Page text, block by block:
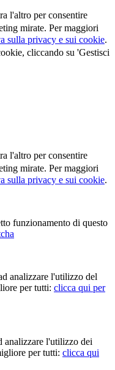
l'altro per consentire
mirate. Per maggiori
sulla privacy e sui cookie.
cliccando su 'Gestisci
l'altro per consentire
mirate. Per maggiori
sulla privacy e sui cookie.
funzionamento di questo
analizzare l'utilizzo del
per tutti: clicca qui per
analizzare l'utilizzo dei
per tutti: clicca qui